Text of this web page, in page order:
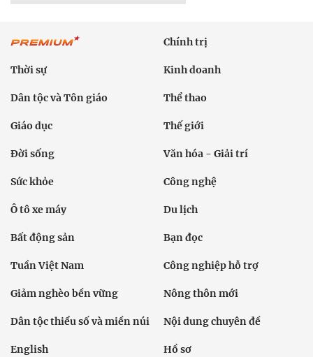
Chính trị
Thời sự Kinh doanh
Dân tộc và Tôn giáo Thể thao
Giáo dục Thế giới
Đời sống Văn hóa - Giải trí
Sức khỏe Công nghệ
Ô tô xe máy Du lịch
Bất động sản Bạn đọc
Tuần Việt Nam Công nghiệp hỗ trợ
Giảm nghèo bền vững Nông thôn mới
Dân tộc thiểu số và miền núi Nội dung chuyên đề
English Hồ sơ